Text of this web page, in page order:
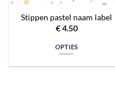
Stippen pastel naam label
€4.50
OPTIES